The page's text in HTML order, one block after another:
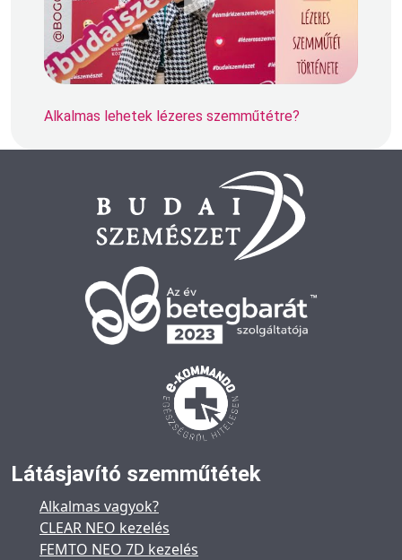
Alkalmas lehetek lézeres szemműtétre?
Látásjavító szemműtétek
Alkalmas vagyok?
CLEAR NEO kezelés
FEMTO NEO 7D kezelés